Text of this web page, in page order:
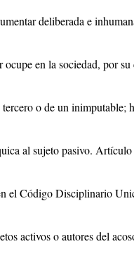
deliberada e
en la sociedad, por
o de un inimputable;
al sujeto pasivo.
el Código Disciplinario
activos o autores del